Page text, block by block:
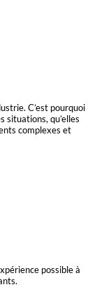
C’est pourquoi
situations, qu’elles
complexes et
possible à